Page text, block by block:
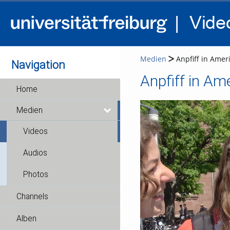
Navigation
Home
Medien
Videos
Audios
Photos
Channels
Alben
Medien Anpfiff in
Anpfiff in